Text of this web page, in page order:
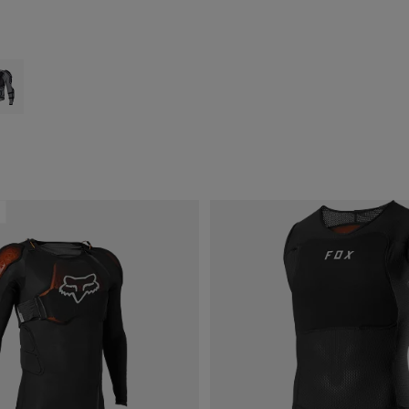
of Negro.
swatch type of Gris Nube.